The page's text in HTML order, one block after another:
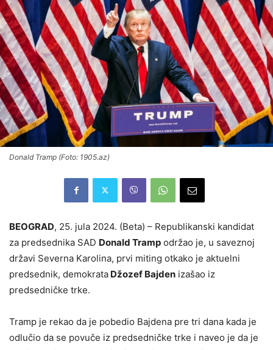
Donald Tramp (Foto: 1905.az)
BEOGRAD, 25. jula 2024. (Beta) – Republikanski kandidat
za predsednika SAD Donald Tramp održao je, u saveznoj
državi Severna Karolina, prvi miting otkako je aktuelni
predsednik, demokrata Džozef Bajden izašao iz
predsedničke trke.
Tramp je rekao da je pobedio Bajdena pre tri dana kada je
odlučio da se povuče iz predsedničke trke i naveo je da je